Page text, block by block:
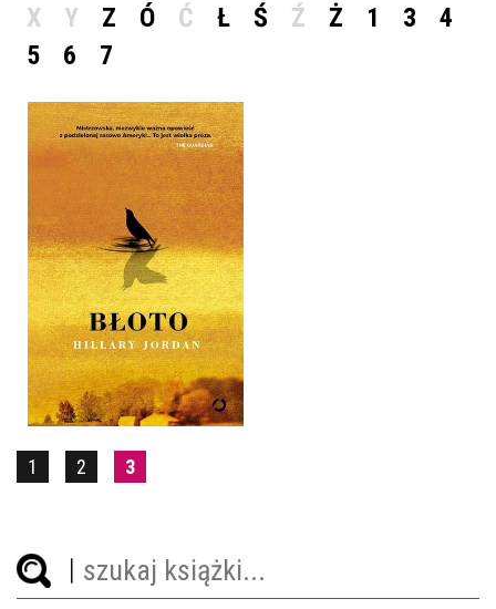
X
Y Z Ó Ć Ł Ś Ź Ż 1 3
4
5
6 7
BŁOTO
HILLARY JORDAN
OPRAWA MIĘKKA ZE SKRZYDEŁKAMI
39,90 ZŁ
1 2 3